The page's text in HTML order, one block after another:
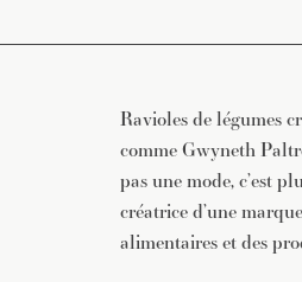
Ravioles de légumes
comme Gwyneth
pas une mode, c’est
créatrice d’une
alimentaires et des